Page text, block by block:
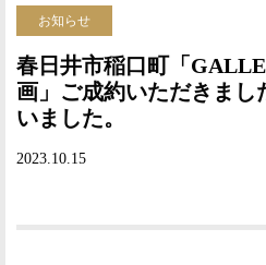
お知らせ
春日井市稲口町「
画」ご成約いただきまし
いました。
2023.10.15